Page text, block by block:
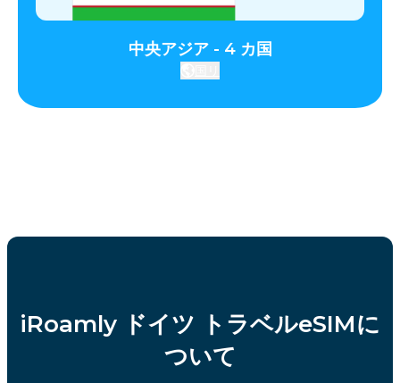
中央アジア - 4 カ国
iRoamly ドイツ トラベルeSIMに
ついて